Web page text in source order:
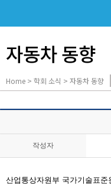
자동차 동향
Home > 학회 소식 > 자동차 동향
작성자
산업통상자원부 국가기술표